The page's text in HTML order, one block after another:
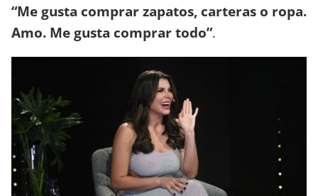
“Me gusta comprar zapatos, carteras o ropa.
Amo. Me gusta comprar todo”.